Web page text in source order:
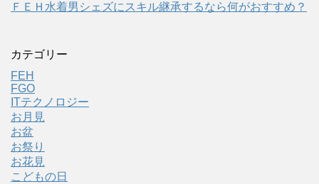
ＦＥＨ水着男シェズにスキル継承するなら何がおすすめ？
カテゴリー
FEH
FGO
ITテクノロジー
お月見
お盆
お祭り
お花見
こどもの日